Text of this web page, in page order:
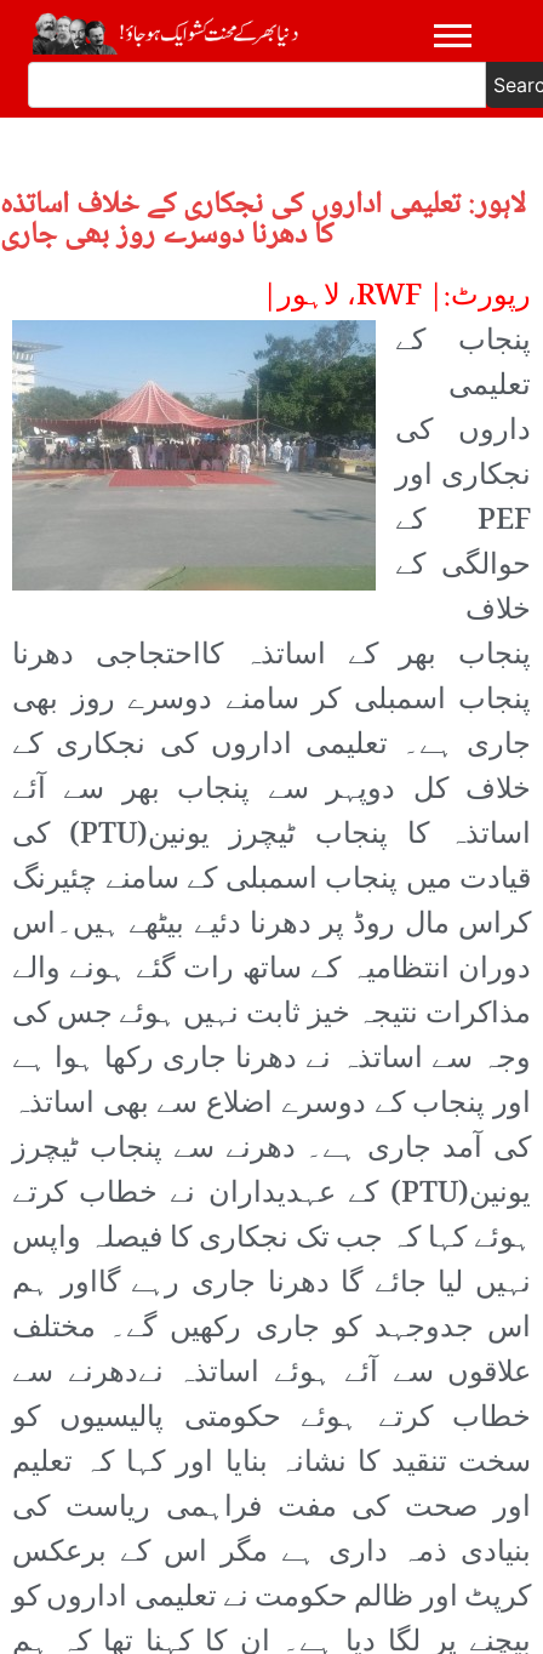
لاہور: تعلیمی اداروں کی نجکاری کے خلاف اساتذہ
کا دھرنا دوسرے روز بھی جاری
رپورٹ:| RWF، لاہور|
پنجاب کے
تعلیمی
داروں کی
نجکاری اور
PEF کے
حوالگی کے
خلاف
پنجاب بھر کے اساتذہ کااحتجاجی دھرنا
پنجاب اسمبلی کر سامنے دوسرے روز بھی
جاری ہے۔ تعلیمی اداروں کی نجکاری کے
خلاف کل دوپہر سے پنجاب بھر سے آئے
اساتذہ کا پنجاب ٹیچرز یونین(PTU) کی
قیادت میں پنجاب اسمبلی کے سامنے چئیرنگ
کراس مال روڈ پر دھرنا دئیے بیٹھے ہیں۔اس
دوران انتظامیہ کے ساتھ رات گئے ہونے والے
مذاکرات نتیجہ خیز ثابت نہیں ہوئے جس کی
وجہ سے اساتذہ نے دھرنا جاری رکھا ہوا ہے
اور پنجاب کے دوسرے اضلاع سے بھی اساتذہ
کی آمد جاری ہے۔ دھرنے سے پنجاب ٹیچرز
یونین(PTU) کے عہدیداران نے خطاب کرتے
ہوئے کہا کہ جب تک نجکاری کا فیصلہ واپس
نہیں لیا جائے گا دھرنا جاری رہے گااور ہم
اس جدوجہد کو جاری رکھیں گے۔ مختلف
علاقوں سے آئے ہوئے اساتذہ نےدھرنے سے
خطاب کرتے ہوئے حکومتی پالیسیوں کو
سخت تنقید کا نشانہ بنایا اور کہا کہ تعلیم
اور صحت کی مفت فراہمی ریاست کی
بنیادی ذمہ داری ہے مگر اس کے برعکس
کرپٹ اور ظالم حکومت نے تعلیمی اداروں کو
بیچنے پر لگا دیا ہے۔ ان کا کہنا تھا کہ ہم